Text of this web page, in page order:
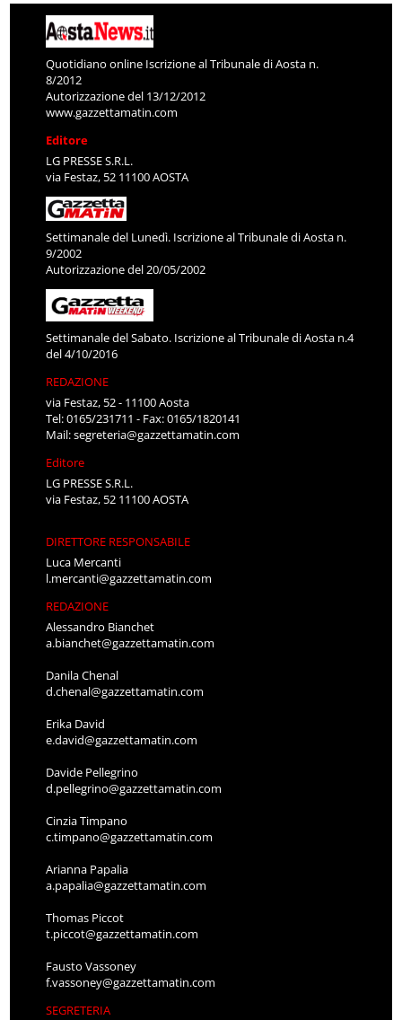
Quotidiano online Iscrizione al Tribunale di Aosta n.
8/2012
Autorizzazione del 13/12/2012
www.gazzettamatin.com
Editore
LG PRESSE S.R.L.
via Festaz, 52 11100 AOSTA
Settimanale del Lunedì. Iscrizione al Tribunale di Aosta n.
9/2002
Autorizzazione del 20/05/2002
Settimanale del Sabato. Iscrizione al Tribunale di Aosta n.4
del 4/10/2016
REDAZIONE
via Festaz, 52 - 11100 Aosta
Tel: 0165/231711 - Fax: 0165/1820141
Mail:segreteria@gazzettamatin.com
Editore
LG PRESSE S.R.L.
via Festaz, 52 11100 AOSTA
DIRETTORE RESPONSABILE
Luca Mercanti
l.mercanti@gazzettamatin.com
REDAZIONE
Alessandro Bianchet
a.bianchet@gazzettamatin.com
Danila Chenal
d.chenal@gazzettamatin.com
Erika David
e.david@gazzettamatin.com
Davide Pellegrino
d.pellegrino@gazzettamatin.com
Cinzia Timpano
c.timpano@gazzettamatin.com
Arianna Papalia
a.papalia@gazzettamatin.com
Thomas Piccot
t.piccot@gazzettamatin.com
Fausto Vassoney
f.vassoney@gazzettamatin.com
SEGRETERIA